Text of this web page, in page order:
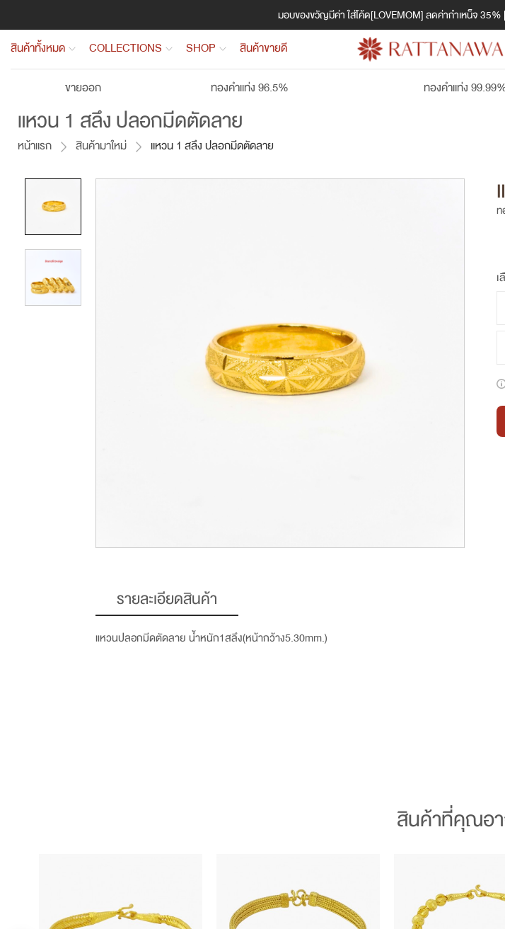
มอบของขวัญมีค่า ใส่โค้ด[LOVEMOM] ลดค่ากำเหน็จ
สินค้าทั้งหมด COLLECTIONS SHOP สินค้าขายดี
ขายออก ทองคำแท่ง 96.5% ทองคำแท่ง
แหวน 1 สลึง ปลอกมีดตัดลาย
หน้าแรก สินค้ามาใหม่ แหวน 1 สลึง ปลอกมีดตัดลาย
ท
รายละเอียดสินค้า
แหวนปลอกมีดตัดลาย น้ำหนัก1สลึง(หน้ากว้าง5.30mm.)
สินค้าที่คุณอา